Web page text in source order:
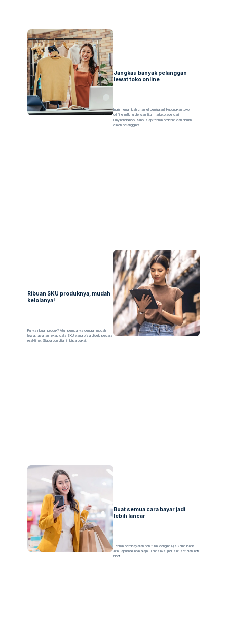
Jangkau banyak pelanggan
lewat toko online
Ingin menambah channel penjualan? Hubungkan toko
offline milikmu dengan fitur marketplace dari
Bayarindshop. Siap-siap terima orderan dari ribuan
calon pelanggan!
Ribuan SKU produknya, mudah
kelolanya!
Punya ribuan produk? Atur semuanya dengan mudah
lewat layanan rekap data SKU yang bisa dicek secara
real-time. Siapa pun dijamin bisa pakai.
Buat semua cara bayar jadi
lebih lancar
Terima pembayaran non-tunai dengan QRIS dari bank
atau aplikasi apa saja. Transaksi jadi sat-set dan anti
ribet.